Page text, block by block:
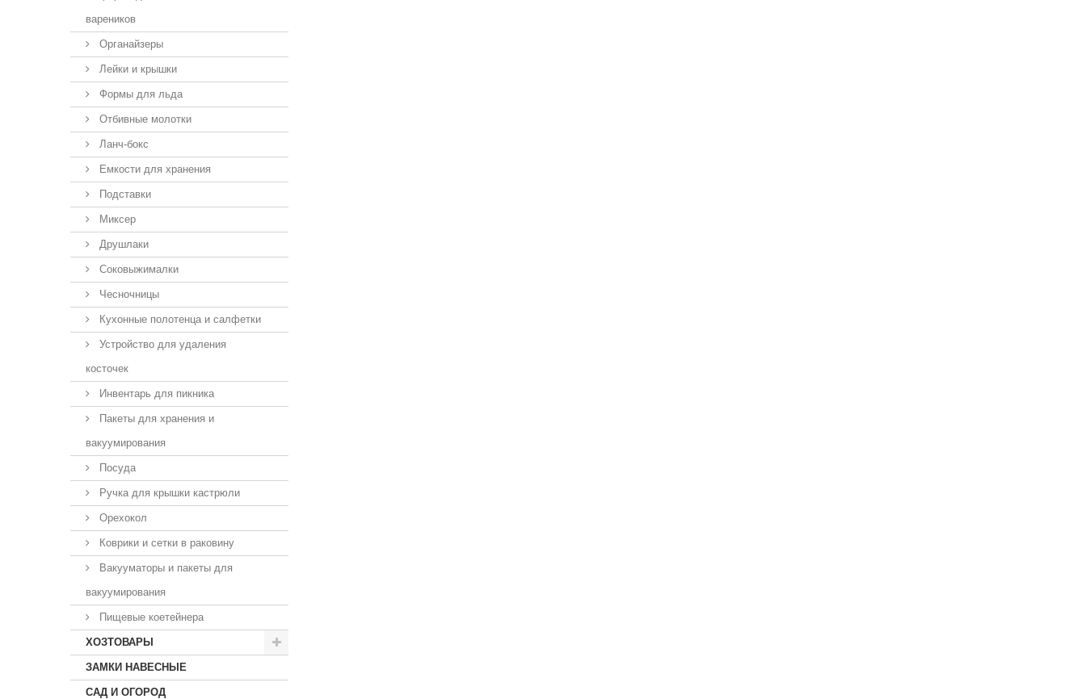
вареников
Органайзеры
Лейки и крышки
Формы для льда
Отбивные молотки
Ланч-бокс
Емкости для хранения
Подставки
Миксер
Друшлаки
Соковыжималки
Чесночницы
Кухонные полотенца и салфетки
Устройство для удаления
косточек
Инвентарь для пикника
Пакеты для хранения и
вакуумирования
Посуда
Ручка для крышки кастрюли
Орехокол
Коврики и сетки в раковину
Вакууматоры и пакеты для
вакуумирования
Пищевые коетейнера
ХОЗТОВАРЫ
ЗАМКИ НАВЕСНЫЕ
САД И ОГОРОД